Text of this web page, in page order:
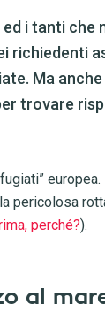
i tanti che
richiedenti
Ma
trovare
pericolosa
perché?).
al